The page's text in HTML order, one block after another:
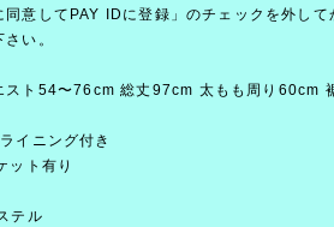
同意してPAY IDに登録」のチェックを外して
い。
スト54〜76cm 総丈97cm 太もも周り60cm
イニング付き
ット有り
テル